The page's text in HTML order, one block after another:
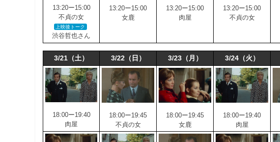
13:20ー15:00
不貞の女
上映後トーク
渋谷哲也さん
13:20ー15:00
女鹿
13:20ー15:00
肉屋
13:20ー15:00
不貞の女
3/21（土） 3/22（日） 3/23（月） 3/24（火）
18:00ー19:40
肉屋
18:00ー19:45
不貞の女
18:00ー19:45
女鹿
18:00ー19:40
肉屋